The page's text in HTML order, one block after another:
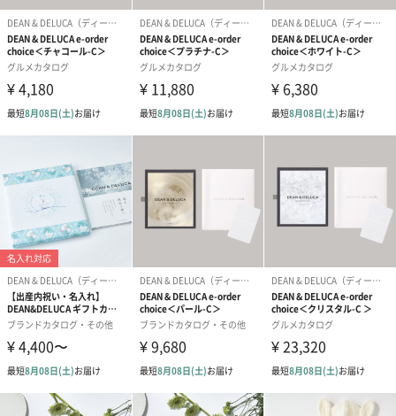
「美味しいたべもの」は、ただそれだけでひとの心を豊かにしま
す。 見るたのしみ、つくるたのしみ、食するよろこび。 食を通じ
た様々な感動の原点にあるもの─ それは食そのものが持つ“美し
さ”です。
に広がる「美しさ」にこころが動かされる。 見慣れているはずの
たべものがまるで生まれてはじめてみたかのような新鮮な驚きと
発見。 色鮮やかな食材や料理、漂ってくる香り、市場のような活
気、そして口にしたときの至福の味わい。 五感で感じる「食の美
しさ」が溢れています。
DEAN & DELUCAは皆様のもとに食の美しさがもたらす豊かでよろ
こび溢れる美味しさをお届けします。
世界中の美味しいをプレゼントに